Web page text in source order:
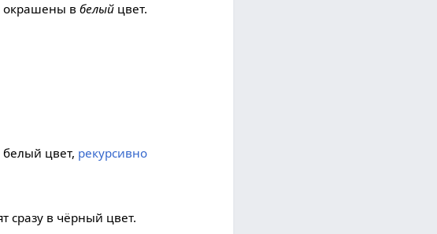
окрашены вбелый цвет.
цвет, рекурсивно
сразу в чёрный цвет.